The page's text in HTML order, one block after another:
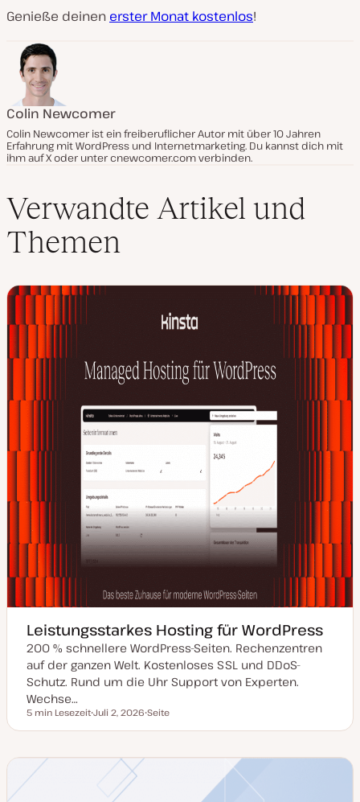
Genieße deinen erster Monat kostenlos!
Colin Newcomer
Colin Newcomer ist ein freiberuflicher Autor mit über 10 Jahren
Erfahrung mit WordPress und Internetmarketing. Du kannst dich mit
ihm auf X oder unter cnewcomer.com verbinden.
Verwandte Artikel und
Themen
Leistungsstarkes Hosting für WordPress
200 % schnellere WordPress-Seiten. Rechenzentren
auf der ganzen Welt. Kostenloses SSL und DDoS-
Schutz. Rund um die Uhr Support von Experten.
Wechse…
Lesezeit
5 min Lesezeit
a
u
Juli 2, 2026
o
t
Seite